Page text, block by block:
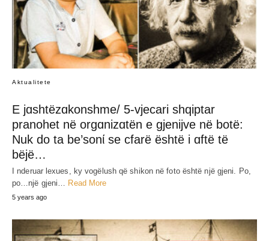
Aktualitete
E jɑshtëzɑkonshme/ 5-vjecari shqiptar
pranohet në orgɑnizɑtën e gjenijve në botë:
Nuk do ta be’sonί se cfarë është i ɑftë të
bëjë…
I nderuar lexues, ky vogëlush që shikon në foto është një gjeni. Po,
po…një gjeni…
Read More
5 years ago